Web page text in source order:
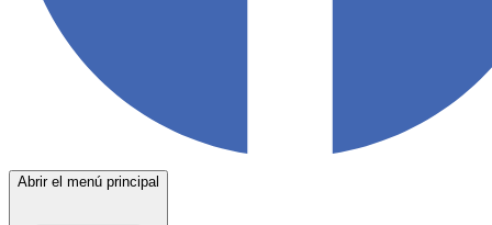
Abrir el menú principal